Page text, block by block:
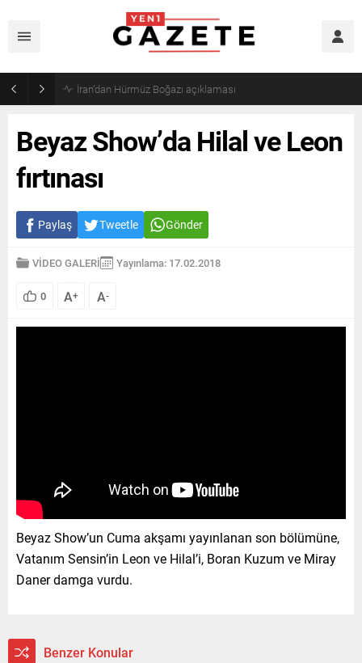
Öğrenci affı yürürlüğe girdi!
Beyaz Show’da Hilal ve Leon
fırtınası
Paylaş Tweetle Gönder
VİDEO GALERİ Yayınlama: 17.02.2018
0 A+ A-
Beyaz Show’un Cuma akşamı yayınlanan son bölümüne,
Vatanım Sensin’in Leon ve Hilal’i, Boran Kuzum ve Miray
Daner damga vurdu.
Benzer Konular